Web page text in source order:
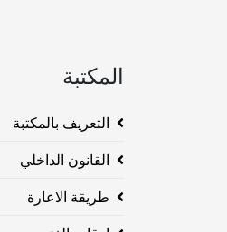
المكتبة
التعريف بالمكتبة
القانون الداخلي
طريقة الاعارة